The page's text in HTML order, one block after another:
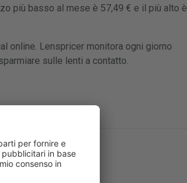
più basso al mese è 57,49 € e il più alto è
online. Lenspricer monitora ogni giorno
sulle lenti a contatto.
.